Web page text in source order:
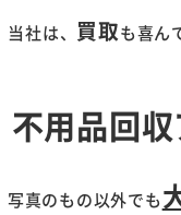
当社は、 買取も喜ん
不用品回
写真のもの以外でも